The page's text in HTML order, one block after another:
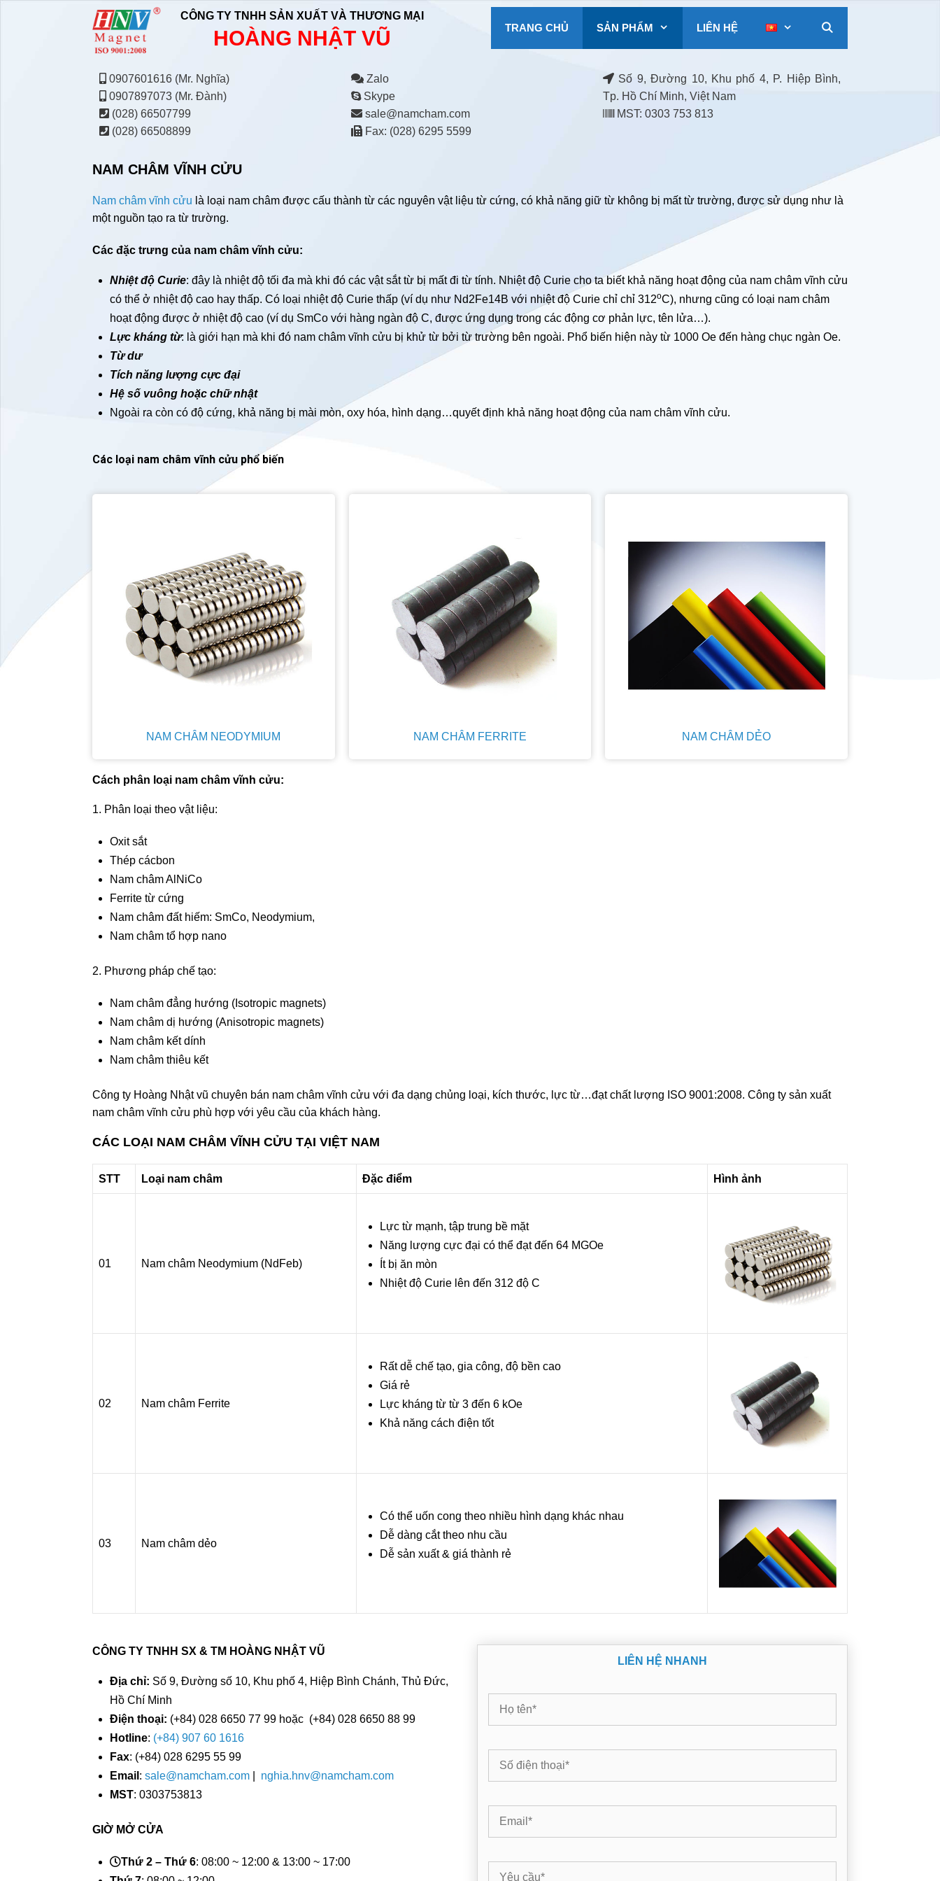
CÔNG TY TNHH SẢN XUẤT VÀ THƯƠNG MẠI
HOÀNG NHẬT VŨ TRANG CHỦ SẢN PHẨM LIÊN HỆ
0907601616 (Mr. Nghĩa)
0907897073 (Mr. Đành)
(028) 66507799
(028) 66508899
Zalo
Skype
sale@namcham.com
Fax: (028) 6295 5599
Số 9, Đường 10, Khu phố 4, P. Hiệp Bình,
Tp. Hồ Chí Minh, Việt Nam
MST: 0303 753 813
NAM CHÂM VĨNH CỬU
Nam châm vĩnh cửu là loại nam châm được cấu thành từ các nguyên vật liệu từ cứng, có khả năng giữ từ không bị mất từ trường, được sử dụng như là
một nguồn tạo ra từ trường.
Các đặc trưng của nam châm vĩnh cửu:
Nhiệt độ Curie: đây là nhiệt độ tối đa mà khi đó các vật sắt từ bị mất đi từ tính. Nhiệt độ Curie cho ta biết khả năng hoạt động của nam châm vĩnh cửu
có thể ở nhiệt độ cao hay thấp. Có loại nhiệt độ Curie thấp (ví dụ như Nd2Fe14B với nhiệt độ Curie chỉ chỉ 312oC), nhưng cũng có loại nam châm
hoạt động được ở nhiệt độ cao (ví dụ SmCo với hàng ngàn độ C, được ứng dụng trong các động cơ phản lực, tên lửa…).
Lực kháng từ: là giới hạn mà khi đó nam châm vĩnh cửu bị khử từ bởi từ trường bên ngoài. Phổ biến hiện này từ 1000 Oe đến hàng chục ngàn Oe.
Từ dư
Tích năng lượng cực đại
Hệ số vuông hoặc chữ nhật
Ngoài ra còn có độ cứng, khả năng bị mài mòn, oxy hóa, hình dạng…quyết định khả năng hoạt động của nam châm vĩnh cửu.
Các loại nam châm vĩnh cửu phổ biến
NAM CHÂM NEODYMIUM NAM CHÂM FERRITE NAM CHÂM DẺO
Cách phân loại nam châm vĩnh cửu:
1. Phân loại theo vật liệu:
Oxit sắt
Thép cácbon
Nam châm AlNiCo
Ferrite từ cứng
Nam châm đất hiếm: SmCo, Neodymium,
Nam châm tổ hợp nano
2. Phương pháp chế tạo:
Nam châm đẳng hướng (Isotropic magnets)
Nam châm dị hướng (Anisotropic magnets)
Nam châm kết dính
Nam châm thiêu kết
Công ty Hoàng Nhật vũ chuyên bán nam châm vĩnh cửu với đa dạng chủng loại, kích thước, lực từ…đạt chất lượng ISO 9001:2008. Công ty sản xuất
nam châm vĩnh cửu phù hợp với yêu cầu của khách hàng.
CÁC LOẠI NAM CHÂM VĨNH CỬU TẠI VIỆT NAM
STT Loại nam châm Đặc điểm Hình ảnh
01 Nam châm Neodymium (NdFeb)
Lực từ mạnh, tập trung bề mặt
Năng lượng cực đại có thể đạt đến 64 MGOe
Ít bị ăn mòn
Nhiệt độ Curie lên đến 312 độ C
02 Nam châm Ferrite
Rất dễ chế tạo, gia công, độ bền cao
Giá rẻ
Lực kháng từ từ 3 đến 6 kOe
Khả năng cách điện tốt
03 Nam châm dẻo
Có thể uốn cong theo nhiều hình dạng khác nhau
Dễ dàng cắt theo nhu cầu
Dễ sản xuất & giá thành rẻ
CÔNG TY TNHH SX & TM HOÀNG NHẬT VŨ
Địa chỉ: Số 9, Đường số 10, Khu phố 4, Hiệp Bình Chánh, Thủ Đức,
Hồ Chí Minh
Điện thoại: (+84) 028 6650 77 99 hoặc (+84) 028 6650 88 99
Hotline: (+84) 907 60 1616
Fax: (+84) 028 6295 55 99
Email : sale@namcham.com
nghia.hnv@namcham.com
MST: 0303753813
GIỜ MỞ CỬA
Thứ 2 – Thứ 6: 08:00 ~ 12:00 & 13:00 ~ 17:00
LIÊN HỆ NHANH